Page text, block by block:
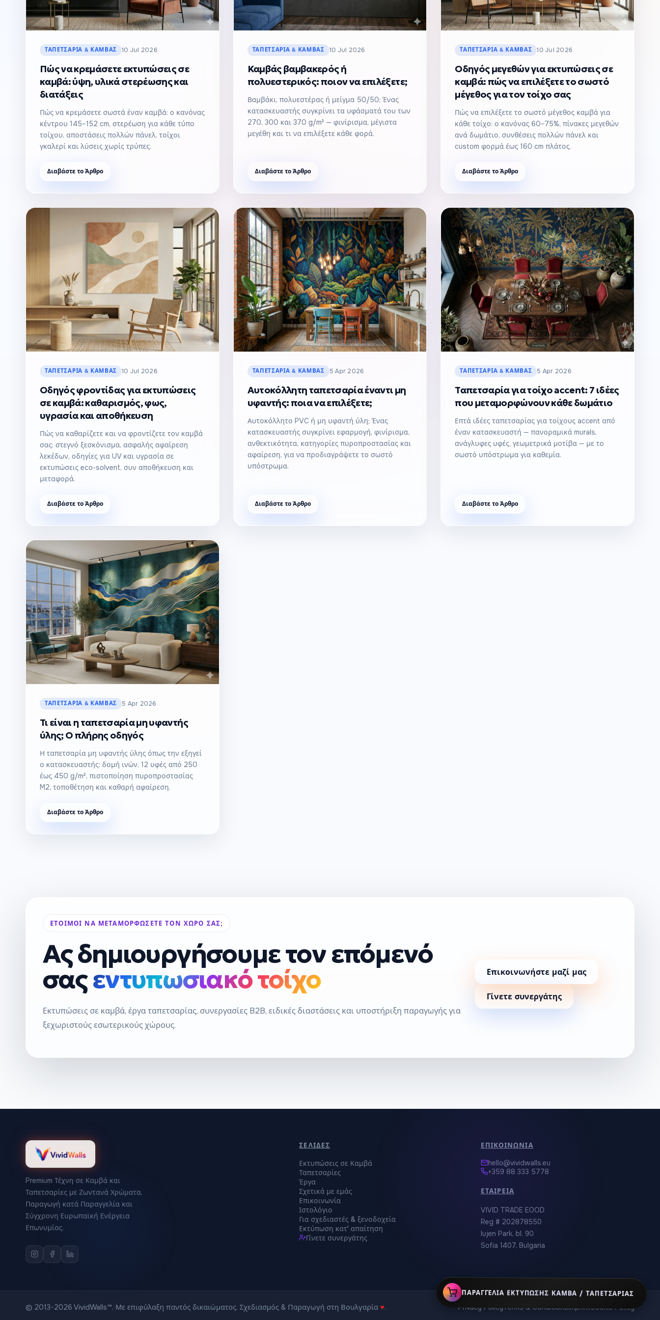
ΤΑΠΕΤΣΑΡΊΑ & ΚΑΜΒΆΣ 10 Jul 2026
Πώς να κρεμάσετε εκτυπώσεις σε
καμβά: ύψη, υλικά στερέωσης και
διατάξεις
Πώς να κρεμάσετε σωστά έναν καμβά: ο κανόνας
κέντρου 145–152 cm, στερέωση για κάθε τύπο
τοίχου, αποστάσεις πολλών πάνελ, τοίχοι
γκαλερί και λύσεις χωρίς τρύπες.
Διαβάστε το Άρθρο
ΤΑΠΕΤΣΑΡΊΑ & ΚΑΜΒΆΣ 10 Jul 2026
Καμβάς βαμβακερός ή
πολυεστερικός: ποιον να επιλέξετε;
Βαμβάκι, πολυεστέρας ή μείγμα 50/50; Ένας
κατασκευαστής συγκρίνει τα υφάσματά του των
270, 300 και 370 g/m² — φινίρισμα, μέγιστα
μεγέθη και τι να επιλέξετε κάθε φορά.
Διαβάστε το Άρθρο
ΤΑΠΕΤΣΑΡΊΑ & ΚΑΜΒΆΣ 10 Jul 2026
Οδηγός μεγεθών για εκτυπώσεις σε
καμβά: πώς να επιλέξετε το σωστό
μέγεθος για τον τοίχο σας
Πώς να επιλέξετε το σωστό μέγεθος καμβά για
κάθε τοίχο: ο κανόνας 60–75%, πίνακες μεγεθών
ανά δωμάτιο, συνθέσεις πολλών πάνελ και
custom φορμά έως 160 cm πλάτος.
Διαβάστε το Άρθρο
ΤΑΠΕΤΣΑΡΊΑ & ΚΑΜΒΆΣ 10 Jul 2026
Οδηγός φροντίδας για εκτυπώσεις
σε καμβά: καθαρισμός, φως,
υγρασία και αποθήκευση
Πώς να καθαρίζετε και να φροντίζετε τον καμβά
σας: στεγνό ξεσκόνισμα, ασφαλής αφαίρεση
λεκέδων, οδηγίες για UV και υγρασία σε
εκτυπώσεις eco-solvent, συν αποθήκευση και
μεταφορά.
Διαβάστε το Άρθρο
ΤΑΠΕΤΣΑΡΊΑ & ΚΑΜΒΆΣ 5 Apr 2026
Αυτοκόλλητη ταπετσαρία έναντι μη
υφαντής: ποια να επιλέξετε;
Αυτοκόλλητο PVC ή μη υφαντή ύλη; Ένας
κατασκευαστής συγκρίνει εφαρμογή, φινίρισμα,
ανθεκτικότητα, κατηγορίες πυροπροστασίας και
αφαίρεση, για να προδιαγράψετε το σωστό
υπόστρωμα.
Διαβάστε το Άρθρο
ΤΑΠΕΤΣΑΡΊΑ & ΚΑΜΒΆΣ 5 Apr 2026
Ταπετσαρία για τοίχο accent: 7 ιδέες
που μεταμορφώνουν κάθε δωμάτιο
Επτά ιδέες ταπετσαρίας για τοίχους accent από
έναν κατασκευαστή — πανοραμικά murals,
ανάγλυφες υφές, γεωμετρικά μοτίβα — με το
σωστό υπόστρωμα για καθεμία.
Διαβάστε το Άρθρο
ΤΑΠΕΤΣΑΡΊΑ & ΚΑΜΒΆΣ 5 Apr 2026
Τι είναι η ταπετσαρία μη υφαντής
ύλης; Ο πλήρης οδηγός
Η ταπετσαρία μη υφαντής ύλης όπως την εξηγεί
ο κατασκευαστής: δομή ινών, 12 υφές από 250
έως 450 g/m², πιστοποίηση πυροπροστασίας
M2, τοποθέτηση και καθαρή αφαίρεση.
Διαβάστε το Άρθρο
ΈΤΟΙΜΟΙ ΝΑ ΜΕΤΑΜΟΡΦΏΣΕΤΕ ΤΟΝ ΧΏΡΟ ΣΑΣ;
Ας δημιουργήσουμε τον επόμενό
σαςεντυπωσιακό τοίχο
Εκτυπώσεις σε καμβά, έργα ταπετσαρίας, συνεργασίες B2B, ειδικές διαστάσεις και υποστήριξη παραγωγής για
ξεχωριστούς εσωτερικούς χώρους.
Επικοινωνήστε μαζί μας
Γίνετε συνεργάτης
Premium Τέχνη σε Καμβά και
Ταπετσαρίες με Ζωντανά Χρώματα,
Παραγωγή κατά Παραγγελία και
Σύγχρονη Ευρωπαϊκή Ενέργεια
Επωνυμίας.
ΣΕΛΊΔΕΣ
Εκτυπώσεις σε Καμβά
Ταπετσαρίες
Έργα
Σχετικά με εμάς
Επικοινωνία
Ιστολόγιο
Για σχεδιαστές & ξενοδοχεία
Εκτύπωση κατ' απαίτηση
Γίνετε συνεργάτης
ΕΠΙΚΟΙΝΩΝΊΑ
hello@vividwalls.eu
+359 88 333 5778
ΕΤΑΙΡΕΊΑ
VIVID TRADE EOOD
Reg # 202878550
Iujen Park, bl. 90
Sofia 1407, Bulgaria
© 2013-2026 VividWalls™. Με επιφύλαξη παντός δικαιώματος. Σχεδιασμός & Παραγωγή στη Βουλγαρία ♥. Privacy Policy Terms & ConditionsImprintCookie Policy
ΠΑΡΑΓΓΕΛΊΑ ΕΚΤΎΠΩΣΗΣ ΚΑΜΒΆ / ΤΑΠΕΤΣΑΡΊΑΣ